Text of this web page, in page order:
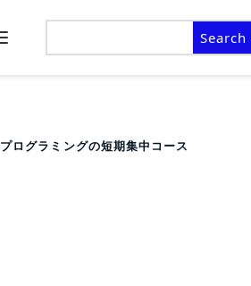
Search
ログラミングの短期集中コース